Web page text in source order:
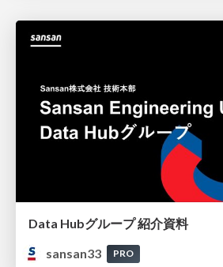
Data Hubグループ 紹介資料
sansan33
PRO